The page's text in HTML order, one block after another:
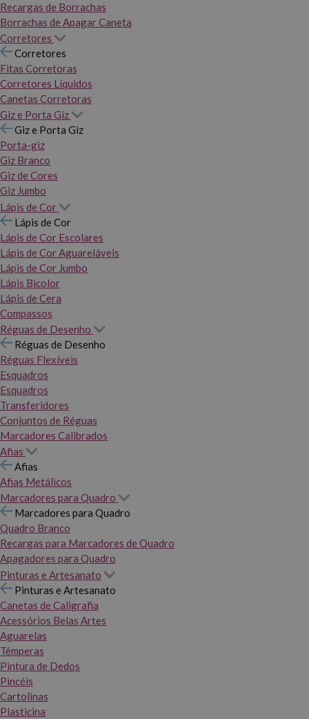
Recargas de Borrachas
Borrachas de Apagar Caneta
Corretores
Corretores
Fitas Corretoras
Corretores Líquidos
Canetas Corretoras
Giz e Porta Giz
Giz e Porta Giz
Porta-giz
Giz Branco
Giz de Cores
Giz Jumbo
Lápis de Cor
Lápis de Cor
Lápis de Cor Escolares
Lápis de Cor Aguareláveis
Lápis de Cor Jumbo
Lápis Bicolor
Lápis de Cera
Compassos
Réguas de Desenho
Réguas de Desenho
Réguas Flexíveis
Esquadros
Esquadros
Transferidores
Conjuntos de Réguas
Marcadores Calibrados
Afias
Afias
Afias Metálicos
Marcadores para Quadro
Marcadores para Quadro
Quadro Branco
Recargas para Marcadores de Quadro
Apagadores para Quadro
Pinturas e Artesanato
Pinturas e Artesanato
Canetas de Caligrafia
Acessórios Belas Artes
Aguarelas
Têmperas
Pintura de Dedos
Pincéis
Cartolinas
Plasticina